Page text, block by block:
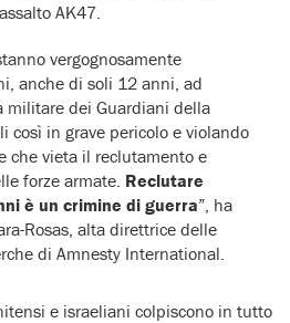
AK47.
vergognosamente
anche di soli 12 anni, ad
militare dei Guardiani della
così in grave pericolo e violando
che vieta il reclutamento e
forze armate. Reclutare
è un crimine di guerra”, ha
Rosas, alta direttrice delle
di Amnesty International.
e israeliani colpiscono in tutto